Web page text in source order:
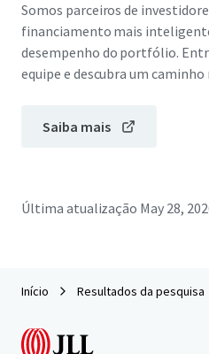
Somos parceiros de
financiamento mais
desempenho do portfólio.
equipe e descubra um
Saiba mais
Última atualização May 28,
Início Resultados da pesquisa